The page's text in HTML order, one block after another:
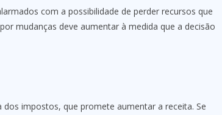
com a possibilidade de perder recursos que
mudanças deve aumentar à medida que a decisão
impostos, que promete aumentar a receita. Se